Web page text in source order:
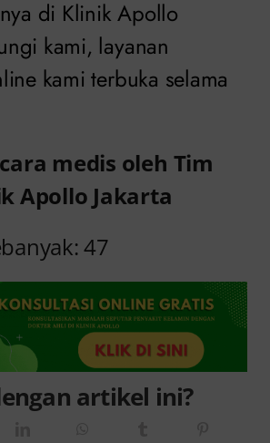
di Klinik Apollo
kami, layanan
kami terbuka selama
medis oleh Tim
Apollo Jakarta
47
artikel ini?